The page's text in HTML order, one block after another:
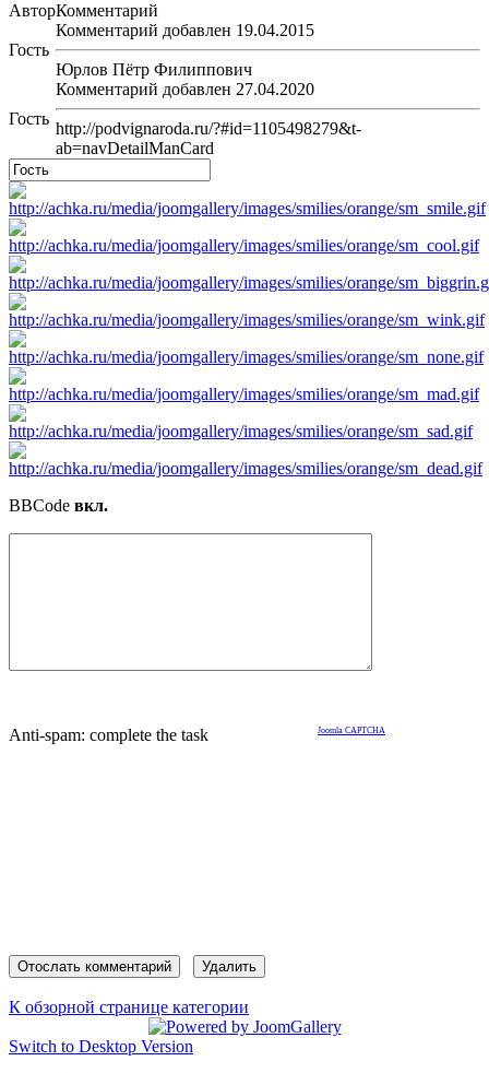
АвторКомментарий
Гость
Комментарий добавлен 19.04.2015
Юрлов Пётр Филиппович
Гость
Комментарий добавлен 27.04.2020
http://podvignaroda.ru/?#id=1105498279&t-
ab=navDetailManCard
BBCode вкл.
Anti-spam: complete the task Joomla CAPTCHA
К обзорной странице категории
Switch to Desktop Version